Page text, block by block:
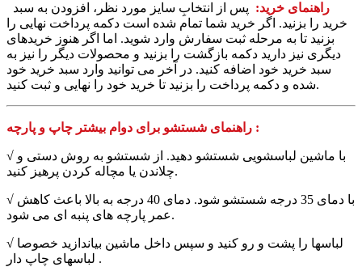
راهنمای خرید: پس از انتخابِ سایز مورد نظر، افزودن به سبد
خرید را بزنید. اگر خرید شما تمام شده است دکمه پرداخت نهایی را
بزنید تا به مرحله ثبت سفارش وارد شوید. اما اگر هنوز خریدهای
دیگری نیز دارید دکمه بازگشت را بزنید و محصولات دیگر را نیز به
سبد خرید خود اضافه کنید. در آخر می توانید وارد سبد خرید خود
شده و دکمه پرداخت را بزنید تا خرید خود را نهایی و ثبت کنید.
راهنمای شستشو برای دوام بیشتر چاپ و پارچه :
√ با ماشین لباسشویی شستشو دهید. از شستشو به روش دستی و
چلاندن یا مچاله کردن پرهیز کنید.
√ با دمای 35 درجه شستشو شود. دمای 40 درجه به بالا باعث کاهش
عمر پارچه های پنبه ای می شود.
√ لباسها را پشت و رو کنید و سپس داخل ماشین بیاندازید خصوصا
لباسهای چاپ دار .